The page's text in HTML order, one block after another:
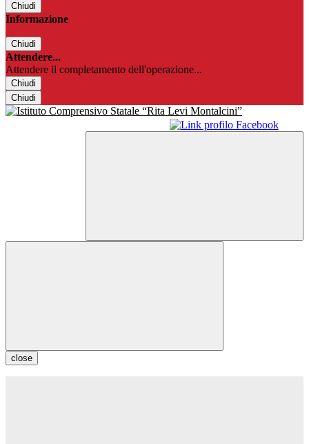
Chiudi
Informazione
Chiudi
Attendere...
Attendere il completamento dell'operazione...
Chiudi
Chiudi
close